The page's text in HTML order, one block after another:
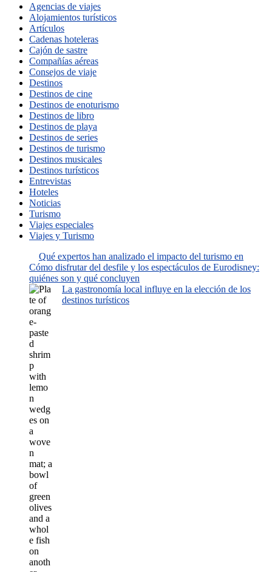
Agencias de viajes
Alojamientos turísticos
Artículos
Cadenas hoteleras
Cajón de sastre
Compañías aéreas
Consejos de viaje
Destinos
Destinos de cine
Destinos de enoturismo
Destinos de libro
Destinos de playa
Destinos de series
Destinos de turismo
Destinos musicales
Destinos turísticos
Entrevistas
Hoteles
Noticias
Turismo
Viajes especiales
Viajes y Turismo
Qué expertos han analizado el impacto del turismo en
Cómo disfrutar del desfile y los espectáculos de Eurodisney:
quiénes son y qué concluyen
La gastronomía local influye en la elección de los
destinos turísticos